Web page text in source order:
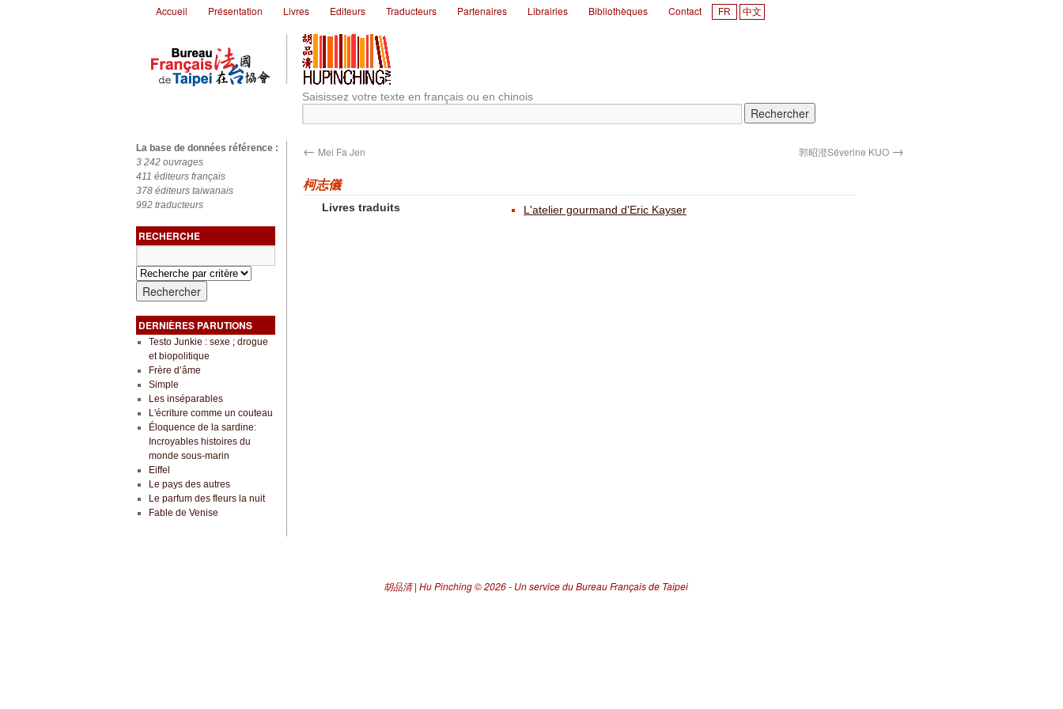
Accueil Présentation Livres Editeurs Traducteurs Partenaires Librairies Bibliothèques Contact FR 中文
Saisissez votre texte en français ou en chinois
La base de données référence :
3 242 ouvrages
411 éditeurs français
378 éditeurs taiwanais
992 traducteurs
RECHERCHE
DERNIÈRES PARUTIONS
Testo Junkie : sexe ; drogue
et biopolitique
Frère d’âme
Simple
Les inséparables
L'écriture comme un couteau
Éloquence de la sardine:
Incroyables histoires du
monde sous-marin
Eiffel
Le pays des autres
Le parfum des fleurs la nuit
Fable de Venise
← Mei Fa Jen 郭昭澄Séverine KUO →
柯志儀
Livres traduits L'atelier gourmand d'Eric Kayser
胡品清 | Hu Pinching© 2026 - Un service du Bureau Français de Taipei